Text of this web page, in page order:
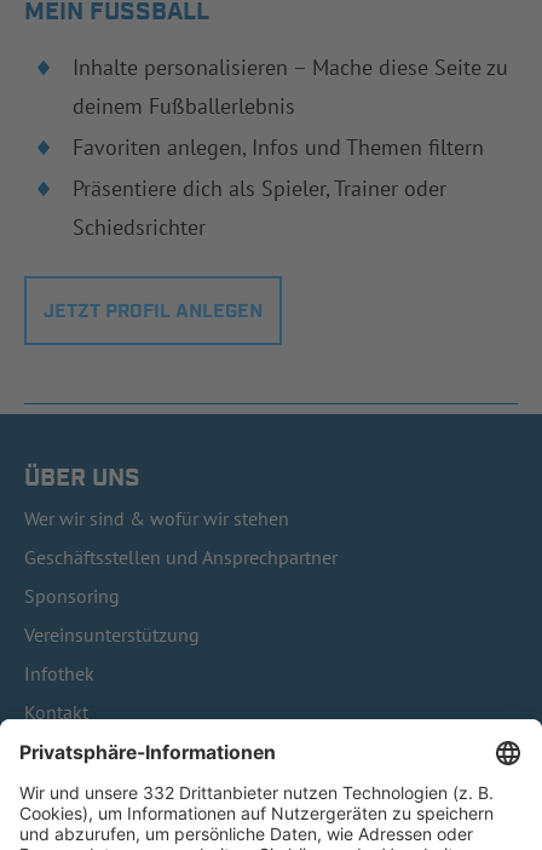
MEIN FUSSBALL
Inhalte personalisieren – Mache diese Seite zu
deinem Fußballerlebnis
Favoriten anlegen, Infos und Themen filtern
Präsentiere dich als Spieler, Trainer oder
Schiedsrichter
JETZT PROFIL ANLEGEN
ÜBER UNS
Wer wir sind & wofür wir stehen
Geschäftsstellen und Ansprechpartner
Sponsoring
Vereinsunterstützung
Infothek
Kontakt
HÄUFIG BESUCHTE SEITEN
Pässe und Vereinswechsel